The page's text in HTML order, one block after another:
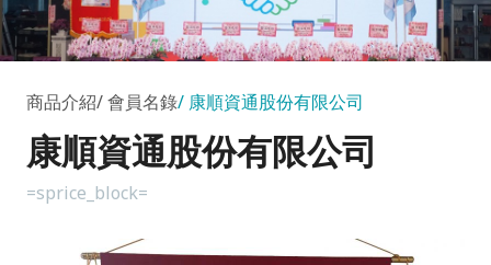
商品介紹 會員名錄 康順資通股份有限公司
康順資通股份有限公司
=sprice_block=